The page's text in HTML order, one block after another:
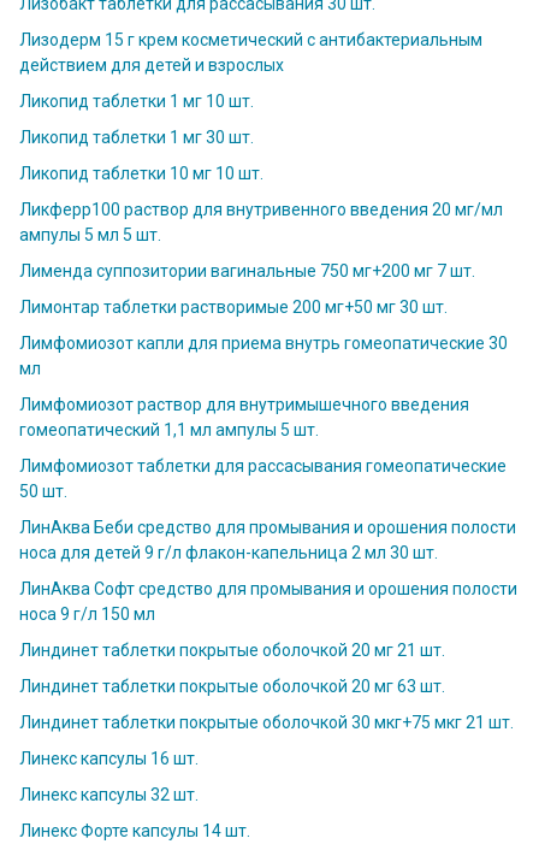
Лизодерм 15 г крем косметический с антибактериальным
действием для детей и взрослых
Ликопид таблетки 1 мг 10 шт.
Ликопид таблетки 1 мг 30 шт.
Ликопид таблетки 10 мг 10 шт.
Ликферр100 раствор для внутривенного введения 20 мг/мл
ампулы 5 мл 5 шт.
Лименда суппозитории вагинальные 750 мг+200 мг 7 шт.
Лимонтар таблетки растворимые 200 мг+50 мг 30 шт.
Лимфомиозот капли для приема внутрь гомеопатические 30
мл
Лимфомиозот раствор для внутримышечного введения
гомеопатический 1,1 мл ампулы 5 шт.
Лимфомиозот таблетки для рассасывания гомеопатические
50 шт.
ЛинАква Беби средство для промывания и орошения полости
носа для детей 9 г/л флакон-капельница 2 мл 30 шт.
ЛинАква Софт средство для промывания и орошения полости
носа 9 г/л 150 мл
Линдинет таблетки покрытые оболочкой 20 мг 21 шт.
Линдинет таблетки покрытые оболочкой 20 мг 63 шт.
Линдинет таблетки покрытые оболочкой 30 мкг+75 мкг 21 шт.
Линекс капсулы 16 шт.
Линекс капсулы 32 шт.
Линекс Форте капсулы 14 шт.